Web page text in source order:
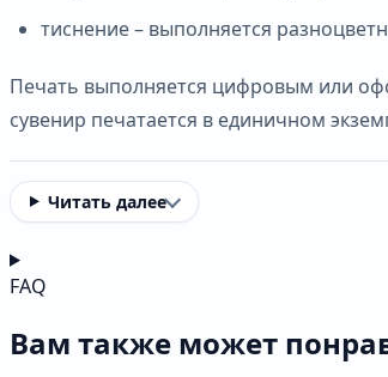
тиснение – выполняется
Печать выполняется цифровым или
сувенир печатается в единичном
Читать далее
FAQ
Вам также может